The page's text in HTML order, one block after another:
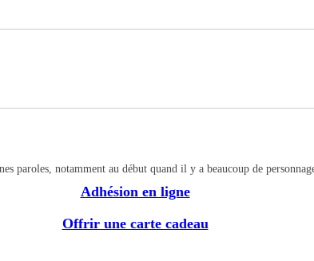
paroles, notamment au début quand il y a beaucoup de
Adhésion en ligne
Offrir une carte cadeau